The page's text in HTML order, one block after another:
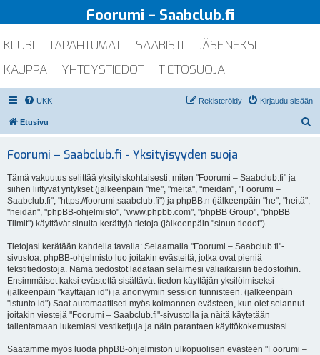
Foorumi – Saabclub.fi
KLUBI TAPAHTUMAT SAABISTI
JÄSENEKSI
KAUPPA
YHTEYSTIEDOT TIETOSUOJA
UKK Kirjaudu sisään
Rekisteröidy
Etusivu
Foorumi – Saabclub.fi - Yksityisyyden suoja
Tämä vakuutus selittää yksityiskohtaisesti, miten "Foorumi – Saabclub.fi" ja
siihen liittyvät yritykset (jälkeenpäin "me", "meitä", "meidän", "Foorumi –
Saabclub.fi", "https://foorumi.saabclub.fi") ja phpBB:n (jälkeenpäin "he", "heitä",
"heidän", "phpBB-ohjelmisto", "www.phpbb.com", "phpBB Group", "phpBB
Tiimit") käyttävät sinulta kerättyjä tietoja (jälkeenpäin "sinun tiedot").
Tietojasi kerätään kahdella tavalla: Selaamalla "Foorumi – Saabclub.fi"-
sivustoa. phpBB-ohjelmisto luo joitakin evästeitä, jotka ovat pieniä
tekstitiedostoja. Nämä tiedostot ladataan selaimesi väliaikaisiin tiedostoihin.
Ensimmäiset kaksi evästettä sisältävät tiedon käyttäjän yksilöimiseksi
(jälkeenpäin "käyttäjän id") ja anonyymin session tunnisteen. (jälkeenpäin
"istunto id") Saat automaattiseti myös kolmannen evästeen, kun olet selannut
joitakin viestejä "Foorumi – Saabclub.fi"-sivustolla ja näitä käytetään
tallentamaan lukemiasi vestiketjuja ja näin parantaen käyttökokemustasi.
Saatamme myös luoda phpBB-ohjelmiston ulkopuolisen evästeen "Foorumi –